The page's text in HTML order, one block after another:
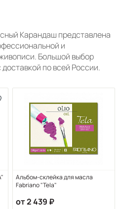
Карандаш представлена
и
Большой выбор
по всей России.
Альбом-склейка для масла
Fabriano "Tela"
от 2 439